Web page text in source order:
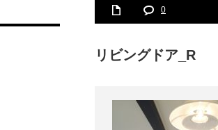
0
リビングドア_R